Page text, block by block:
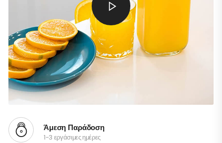
Άμεση Παράδοση
1-3 εργάσιμες ημέρες